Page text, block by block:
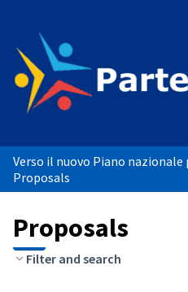
Verso il nuovo Piano
Proposals
Proposals
Filter and search